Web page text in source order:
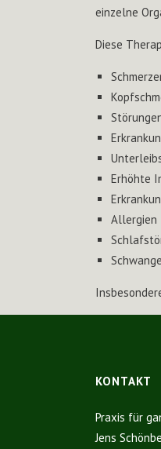
einzelne
Diese
Erhöhte
Allergien
KONTAKT
Praxis für
Jens